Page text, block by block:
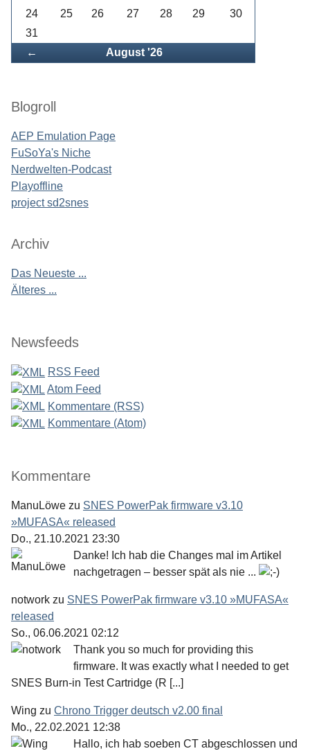
← August '26
24 25 26 27 28 29
30
31
Blogroll
AEP Emulation Page
FuSoYa's Niche
Nerdwelten-Podcast
Playoffline
project sd2snes
Archiv
Das Neueste ...
Älteres ...
Newsfeeds
RSS Feed
Atom Feed
Kommentare (RSS)
Kommentare (Atom)
Kommentare
ManuLöwe zu SNES PowerPak firmware v3.10
»MUFASA« released
Do., 21.10.2021 23:30
Danke! Ich hab die Changes mal im Artikel
nachgetragen – besser spät als nie ...
notwork zu SNES PowerPak firmware v3.10 »MUFASA«
released
So., 06.06.2021 02:12
Thank you so much for providing this
firmware. It was exactly what I needed to get
SNES Burn-in Test Cartridge (R [...]
Wing zu Chrono Trigger deutsch v2.00 final
Mo., 22.02.2021 12:38
Hallo, ich hab soeben CT abgeschlossen und